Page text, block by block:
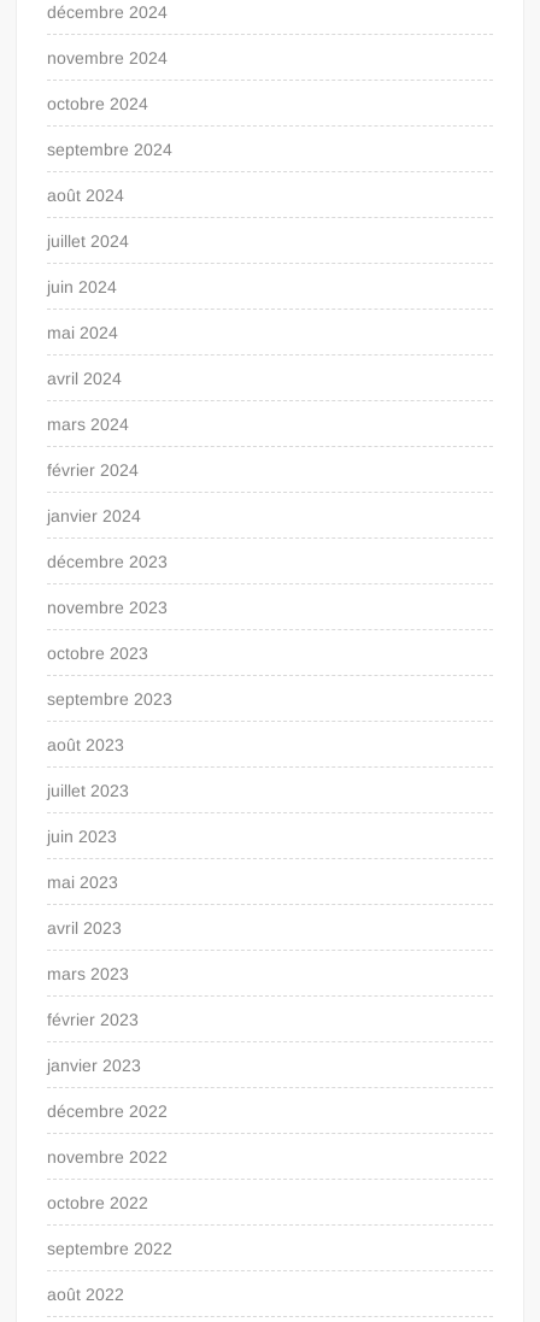
décembre 2024
novembre 2024
octobre 2024
septembre 2024
août 2024
juillet 2024
juin 2024
mai 2024
avril 2024
mars 2024
février 2024
janvier 2024
décembre 2023
novembre 2023
octobre 2023
septembre 2023
août 2023
juillet 2023
juin 2023
mai 2023
avril 2023
mars 2023
février 2023
janvier 2023
décembre 2022
novembre 2022
octobre 2022
septembre 2022
août 2022